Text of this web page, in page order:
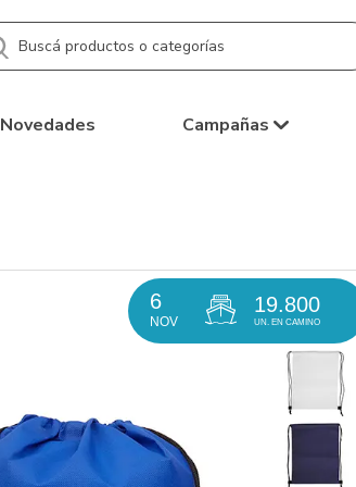
Novedades Campañas
6
NOV
19.800
UN. EN CAMINO